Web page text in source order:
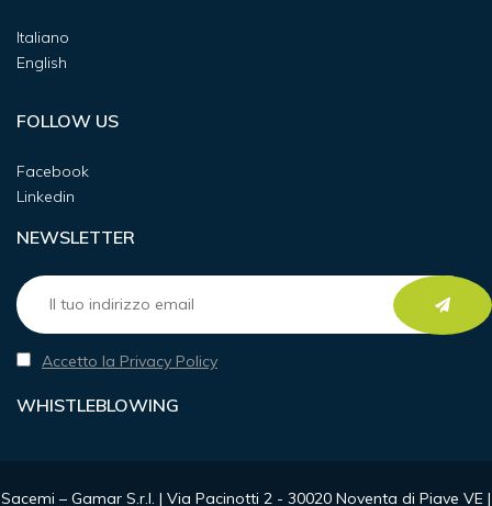
Italiano
English
FOLLOW US
Facebook
Linkedin
NEWSLETTER
Accetto la Privacy Policy
WHISTLEBLOWING
Sacemi – Gamar S.r.l. | Via Pacinotti 2 - 30020 Noventa di Piave VE |